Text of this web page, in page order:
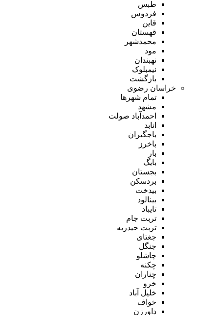
طبس
فردوس
قاین
قهستان
محمدشهر
مود
نهبندان
نیمبلوک
بازگشت
خراسان رضوی
تمام شهر‌ها
مشهد
احمدآباد صولت
انابد
باجگیران
باخرز
بار
بایگ
بجستان
بردسکن
بیدخت
بینالود
تایباد
تربت جام
تربت حیدریه
جغتای
جنگل
چاشلو
چکنه
چناران
خرو
خلیل آباد
خواف
داورزن